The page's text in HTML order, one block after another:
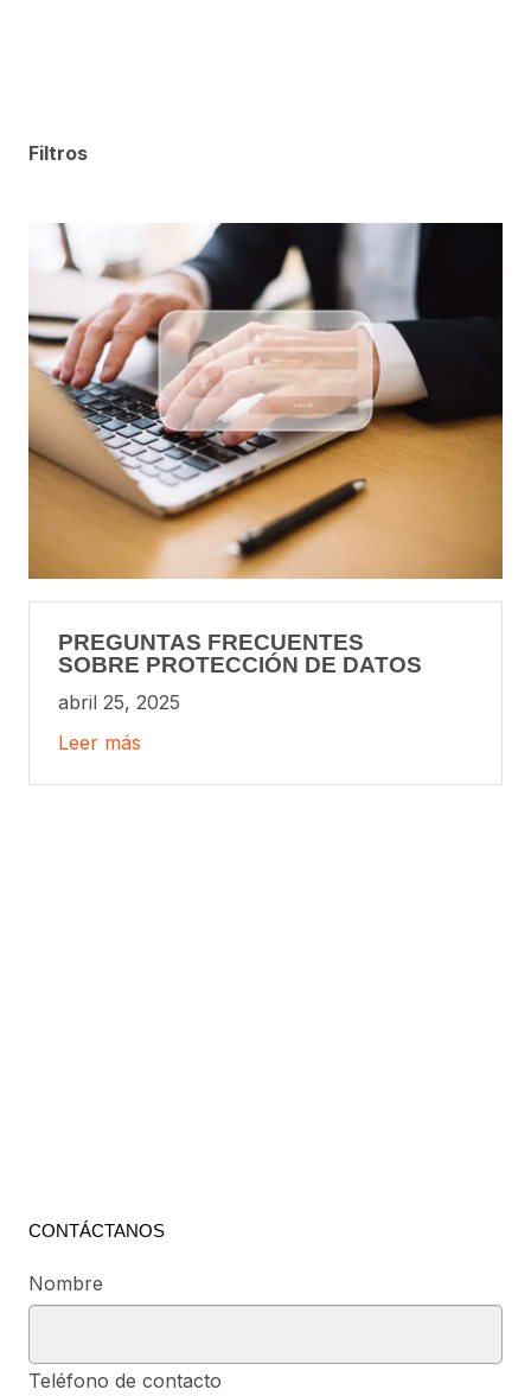
Filtros
PREGUNTAS FRECUENTES
SOBRE PROTECCIÓN DE DATOS
abril 25, 2025
Leer más
CONTÁCTANOS
Nombre
Teléfono de contacto